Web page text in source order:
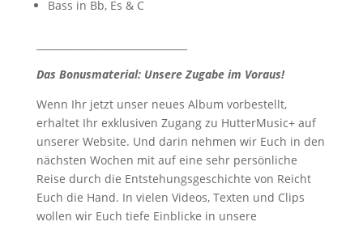
Bass in Bb, Es & C
Das Bonusmaterial: Unsere Zugabe im Voraus!
Wenn Ihr jetzt unser neues Album vorbestellt,
erhaltet Ihr exklusiven Zugang zu HutterMusic+ auf
unserer Website. Und darin nehmen wir Euch in den
nächsten Wochen mit auf eine sehr persönliche
Reise durch die Entstehungsgeschichte von Reicht
Euch die Hand. In vielen Videos, Texten und Clips
wollen wir Euch tiefe Einblicke in unsere